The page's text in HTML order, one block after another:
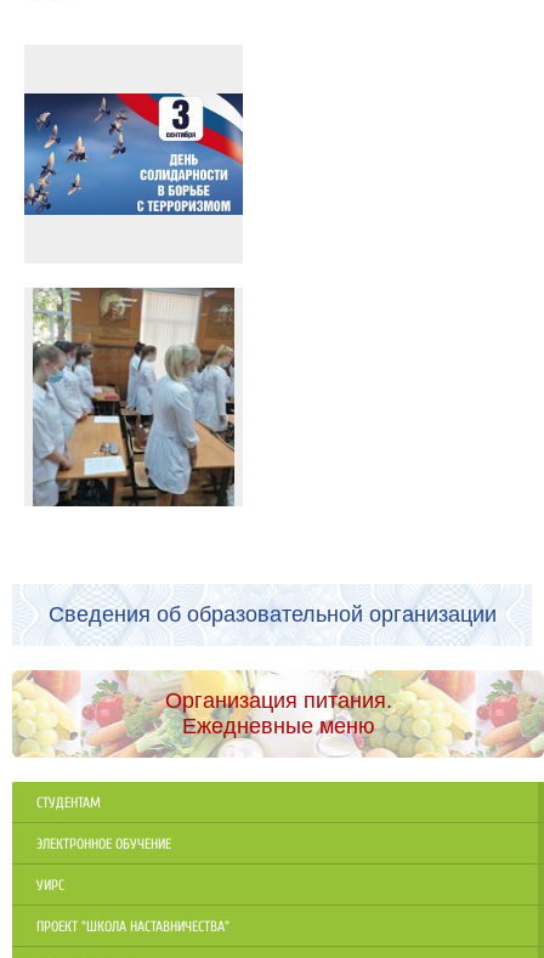
Сведения об образовательной организации
Организация питания.
Ежедневные меню
СТУДЕНТАМ
ЭЛЕКТРОННОЕ ОБУЧЕНИЕ
УИРС
ПРОЕКТ "ШКОЛА НАСТАВНИЧЕСТВА"